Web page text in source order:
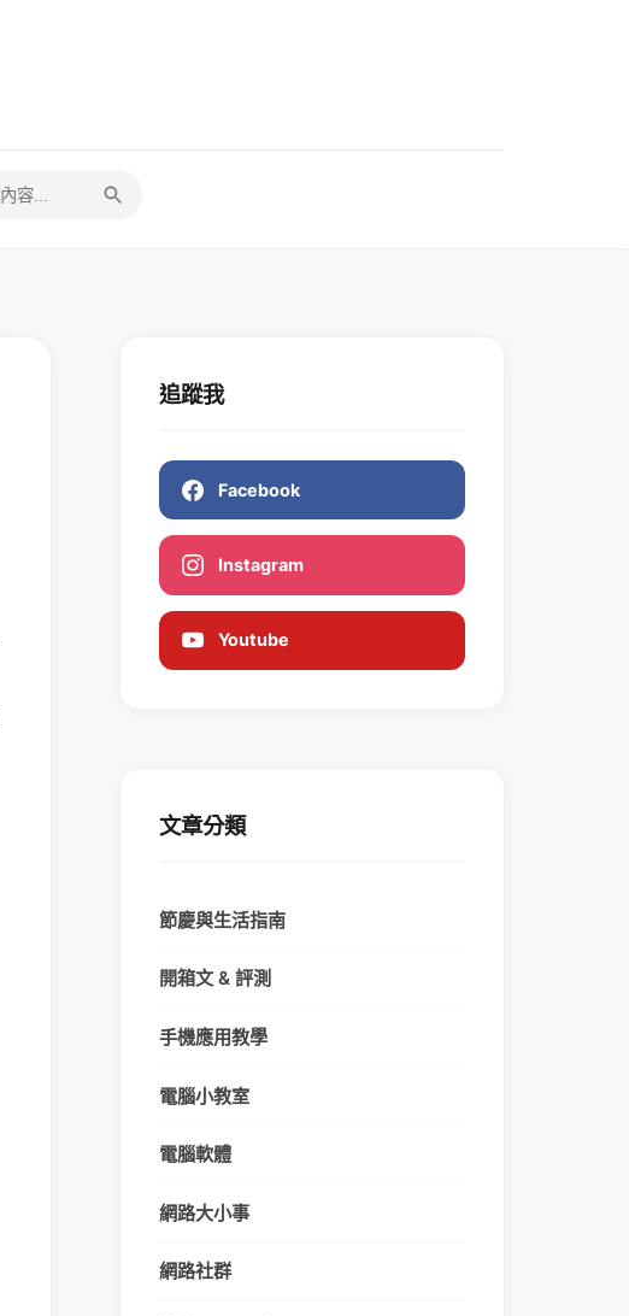
追蹤我
Facebook
Instagram
Youtube
文章分類
節慶與生活指南
開箱文 & 評測
手機應用教學
電腦小教室
電腦軟體
網路大小事
網路社群